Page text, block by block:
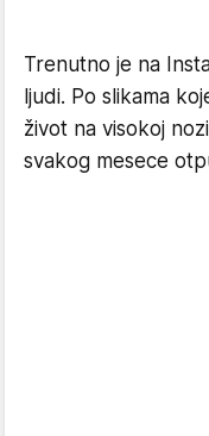
Trenutno je na
ljudi. Po slikama
život na visokoj
svakog mesece